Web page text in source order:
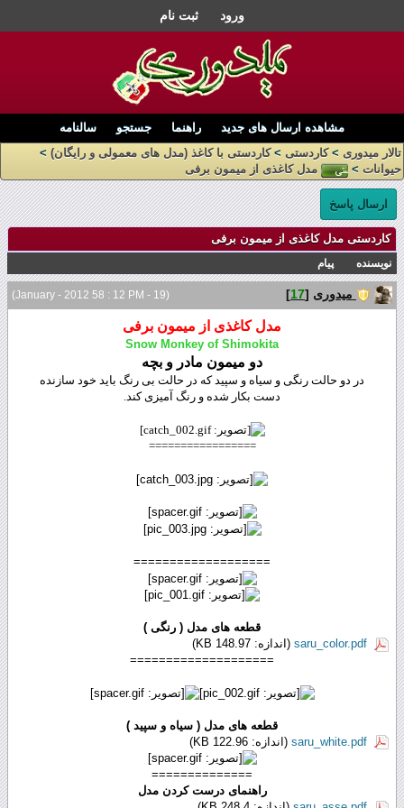
ورود ثبت نام
مشاهده ارسال های جدید راهنما جستجو
سالنامه
تالار میدوری >کاردستی >کاردستی با کاغذ (مدل های معمولی و رایگان) >
حیوانات > مدل کاغذی از میمون برفی
ارسال پاسخ
کاردستی مدل کاغذی از میمون برفی
نویسنده پیام
(19 - January - 2012 58 : 12 PM) میدوری [
17
]
مدل کاغذی از میمون برفی
Snow Monkey of Shimokita
دو میمون مادر و بچه
در دو حالت رنگی و سیاه و سپید که در حالت بی رنگ باید خود سازنده
دست بکار شده و رنگ آمیزی کند.
=================
===================
قطعه های مدل ( رنگی )
saru_color.pdf (اندازه: 148.97 KB)
====================
قطعه های مدل ( سیاه و سپید )
saru_white.pdf (اندازه: 122.96 KB)
==============
راهنمای درست کردن مدل